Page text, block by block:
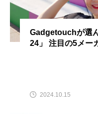
Gadgetouchが選
24」 注目の5メ
2024.10.15